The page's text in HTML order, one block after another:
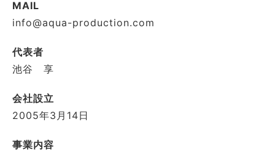
MAIL
info@aqua-production.com
代表者
池谷 享
会社設立
2005年3月14日
事業内容